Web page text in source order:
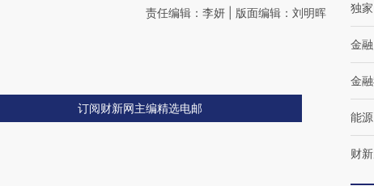
责任编辑：李妍 | 版面编辑：刘明晖
订阅财新网主编精选电邮
独家
金融
金
能源
财